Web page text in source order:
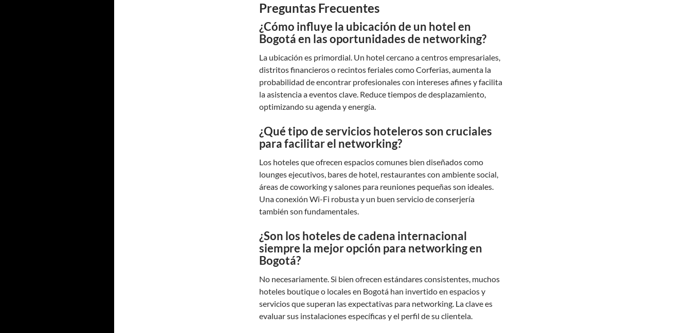
Preguntas Frecuentes
¿Cómo influye la ubicación de un hotel en
Bogotá en las oportunidades de networking?
La ubicación es primordial. Un hotel cercano a centros empresariales,
distritos financieros o recintos feriales como Corferias, aumenta la
probabilidad de encontrar profesionales con intereses afines y facilita
la asistencia a eventos clave. Reduce tiempos de desplazamiento,
optimizando su agenda y energía.
¿Qué tipo de servicios hoteleros son cruciales
para facilitar el networking?
Los hoteles que ofrecen espacios comunes bien diseñados como
lounges ejecutivos, bares de hotel, restaurantes con ambiente social,
áreas de coworking y salones para reuniones pequeñas son ideales.
Una conexión Wi-Fi robusta y un buen servicio de conserjería
también son fundamentales.
¿Son los hoteles de cadena internacional
siempre la mejor opción para networking en
Bogotá?
No necesariamente. Si bien ofrecen estándares consistentes, muchos
hoteles boutique o locales en Bogotá han invertido en espacios y
servicios que superan las expectativas para networking. La clave es
evaluar sus instalaciones específicas y el perfil de su clientela.